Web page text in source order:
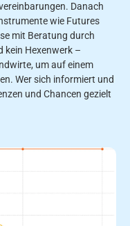
Danach
wie Futures
mit Beratung durch
kein Hexenwerk –
um auf einem
Wer sich informiert und
und Chancen gezielt